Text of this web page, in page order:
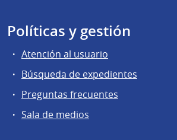
Políticas y gestión
Atención al usuario
Búsqueda de expedientes
Preguntas frecuentes
Sala de medios